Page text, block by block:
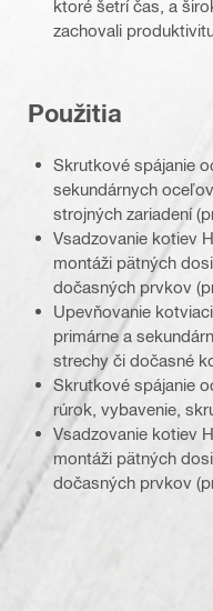
ktoré šetrí čas, a
zachovali
Použitia
Skrutkové spájanie
sekundárnych
strojných zariadení
Vsadzovanie kotiev
montáži pätných
dočasných prvkov
Upevňovanie
primárne a
strechy či dočasné
Skrutkové spájanie
rúrok, vybavenie,
Vsadzovanie kotiev
montáži pätných
dočasných prvkov